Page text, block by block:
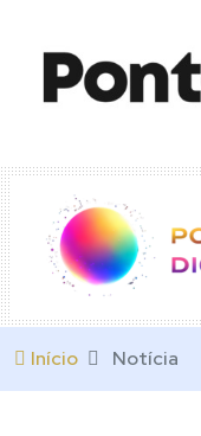
Início Notícia